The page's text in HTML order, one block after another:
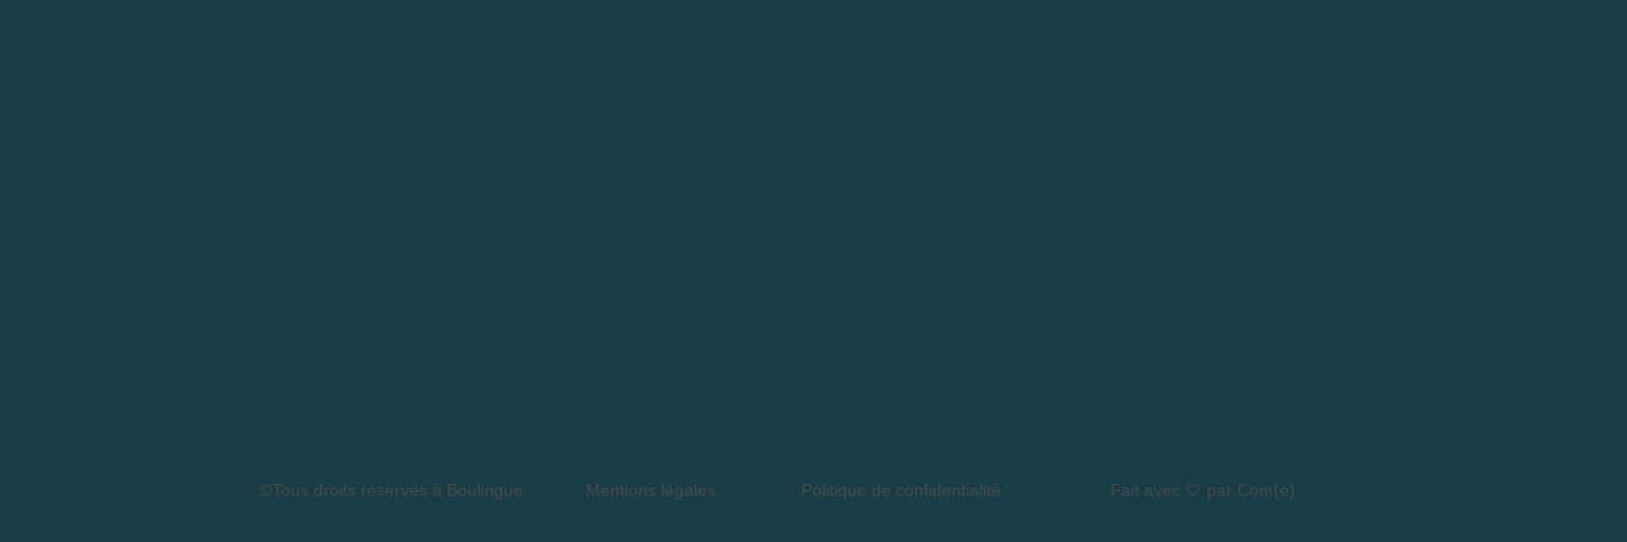
©Tous droits réservés à Boulingue Mentions légales Politique de confidentialité Fait avec 🤍 par Com(e)